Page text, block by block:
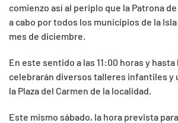
comienzo así al periplo que la Patrona
a cabo por todos los municipios de la
mes de diciembre.
En este sentido a las 11:00 horas y hasta
celebrarán diversos talleres infantiles y
la Plaza del Carmen de la localidad.
Este mismo sábado, la hora prevista